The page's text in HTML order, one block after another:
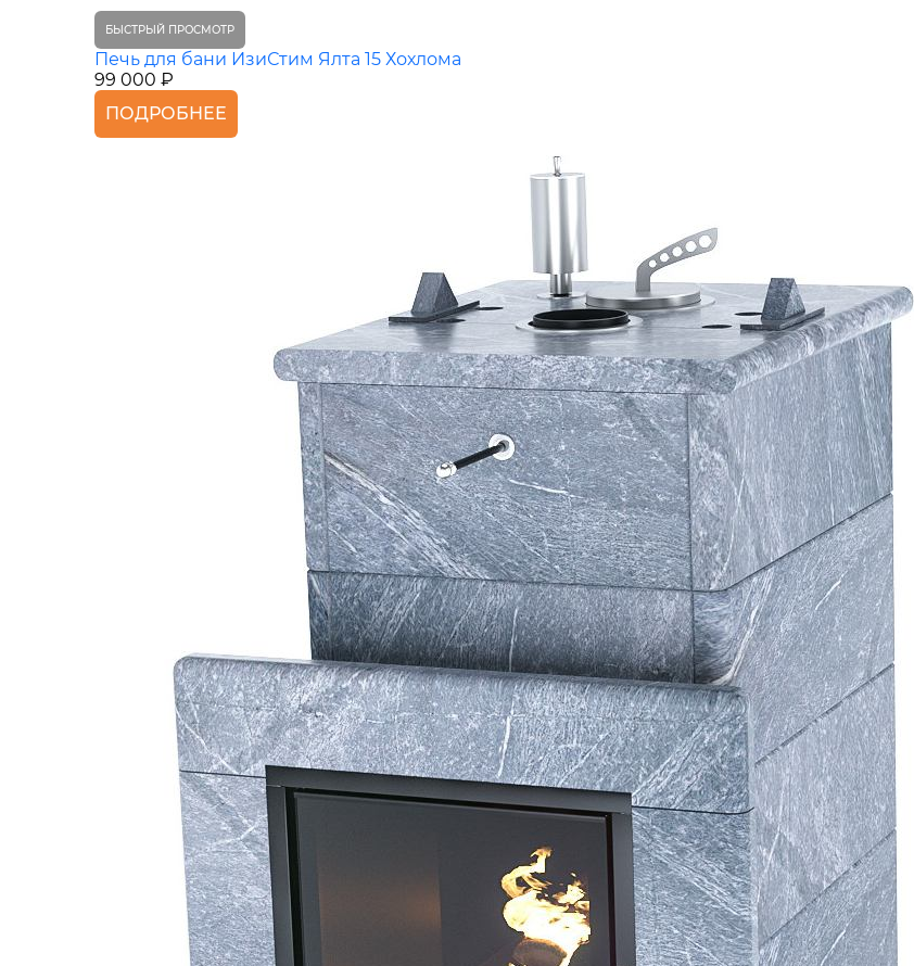
БЫСТРЫЙ ПРОСМОТР
Печь для бани ИзиСтим Ялта 15 Хохлома
99 000 ₽
ПОДРОБНЕЕ